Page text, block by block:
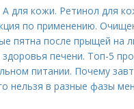
для кожи. Ретинол для
по применению.
пятна после прыщей на
печени. Топ-5
питании. Почему
нельзя в разные фазы